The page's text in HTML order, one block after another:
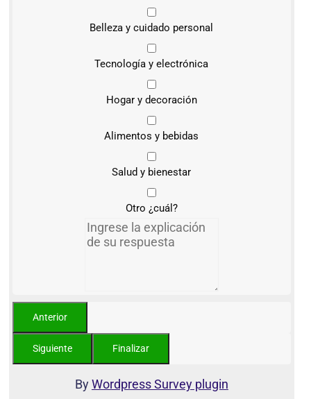
Belleza y cuidado personal
Tecnología y electrónica
Hogar y decoración
Alimentos y bebidas
Salud y bienestar
Otro ¿cuál?
ByWordpress Survey plugin